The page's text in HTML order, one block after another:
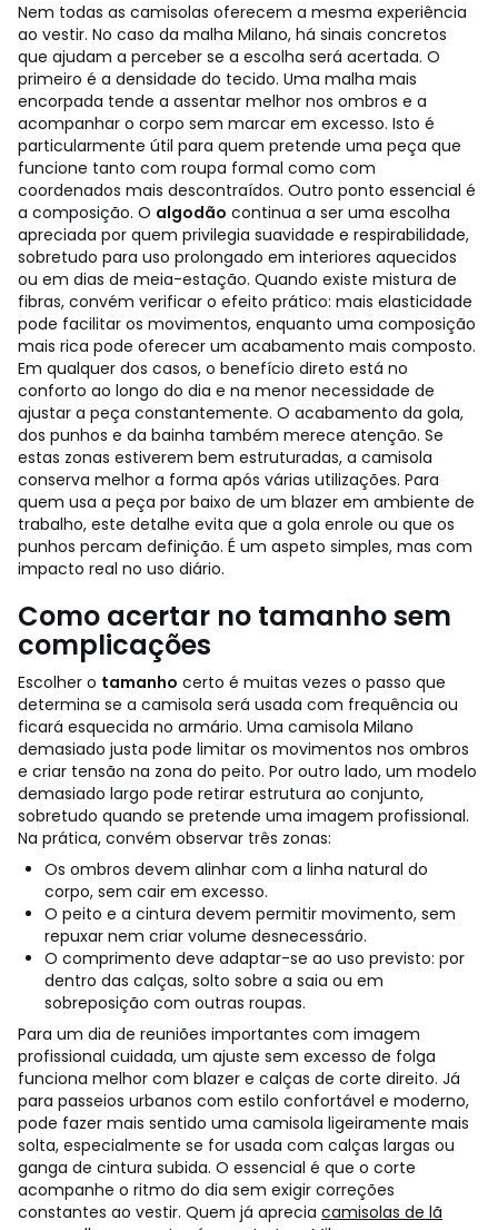
Nem todas as camisolas oferecem a mesma experiência
ao vestir. No caso da malha Milano, há sinais concretos
que ajudam a perceber se a escolha será acertada. O
primeiro é a densidade do tecido. Uma malha mais
encorpada tende a assentar melhor nos ombros e a
acompanhar o corpo sem marcar em excesso. Isto é
particularmente útil para quem pretende uma peça que
funcione tanto com roupa formal como com
coordenados mais descontraídos. Outro ponto essencial é
a composição. O algodão continua a ser uma escolha
apreciada por quem privilegia suavidade e respirabilidade,
sobretudo para uso prolongado em interiores aquecidos
ou em dias de meia-estação. Quando existe mistura de
fibras, convém verificar o efeito prático: mais elasticidade
pode facilitar os movimentos, enquanto uma composição
mais rica pode oferecer um acabamento mais composto.
Em qualquer dos casos, o benefício direto está no
conforto ao longo do dia e na menor necessidade de
ajustar a peça constantemente. O acabamento da gola,
dos punhos e da bainha também merece atenção. Se
estas zonas estiverem bem estruturadas, a camisola
conserva melhor a forma após várias utilizações. Para
quem usa a peça por baixo de um blazer em ambiente de
trabalho, este detalhe evita que a gola enrole ou que os
punhos percam definição. É um aspeto simples, mas com
impacto real no uso diário.
Como acertar no tamanho sem
complicações
Escolher o tamanho certo é muitas vezes o passo que
determina se a camisola será usada com frequência ou
ficará esquecida no armário. Uma camisola Milano
demasiado justa pode limitar os movimentos nos ombros
e criar tensão na zona do peito. Por outro lado, um modelo
demasiado largo pode retirar estrutura ao conjunto,
sobretudo quando se pretende uma imagem profissional.
Na prática, convém observar três zonas:
Os ombros devem alinhar com a linha natural do
corpo, sem cair em excesso.
O peito e a cintura devem permitir movimento, sem
repuxar nem criar volume desnecessário.
O comprimento deve adaptar-se ao uso previsto: por
dentro das calças, solto sobre a saia ou em
sobreposição com outras roupas.
Para um dia de reuniões importantes com imagem
profissional cuidada, um ajuste sem excesso de folga
funciona melhor com blazer e calças de corte direito. Já
para passeios urbanos com estilo confortável e moderno,
pode fazer mais sentido uma camisola ligeiramente mais
solta, especialmente se for usada com calças largas ou
ganga de cintura subida. O essencial é que o corte
acompanhe o ritmo do dia sem exigir correções
constantes ao vestir. Quem já aprecia camisolas de lã